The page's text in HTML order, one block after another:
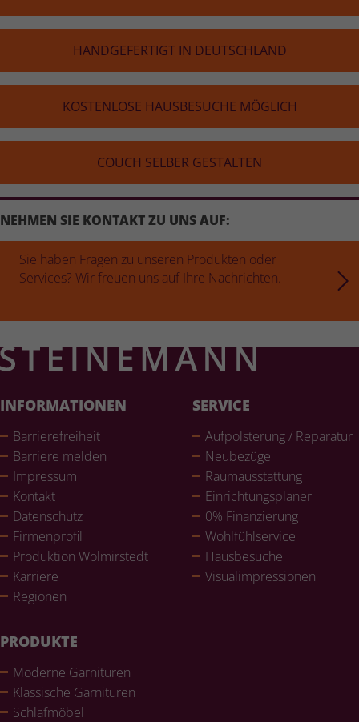
HAND­GE­FER­TIGT IN DEUTSCH­LAND
KOS­TEN­LOSE HAUS­BE­SU­CHE MÖGLICH
COUCH SELBER GESTALTEN
NEHMEN SIE KONTAKT ZU UNS AUF:
Sie haben Fragen zu unseren Produkten oder
Services? Wir freuen uns auf Ihre Nachrichten.
INFORMATIONEN
Bar­rie­re­frei­heit
Barriere melden
Impressum
Kontakt
Daten­schutz
Fir­men­pro­fil
Pro­duk­tion Wol­mir­stedt
Karriere
Regionen
SERVICE
Auf­pols­te­rung / Reparatur
Neubezüge
Raum­aus­stat­tung
Ein­rich­tungs­pla­ner
0% Finan­zie­rung
Wohl­fühlser­vice
Haus­be­su­che
Visualim­pres­sio­nen
PRODUKTE
Moderne Gar­ni­tu­ren
Klas­si­sche Gar­ni­tu­ren
Schlaf­mö­bel